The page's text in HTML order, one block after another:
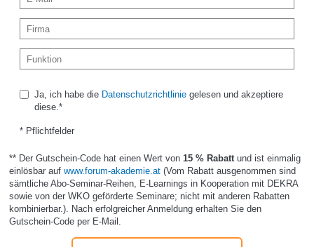
Ja, ich habe die Datenschutzrichtliniegelesen und akzeptiere
diese.*
* Pflichtfelder
** Der Gutschein-Code hat einen Wert von 15 % Rabatt und ist einmalig
einlösbar auf www.forum-akademie.at(Vom Rabatt ausgenommen sind
sämtliche Abo-Seminar-Reihen, E-Learnings in Kooperation mit DEKRA
sowie von der WKO geförderte Seminare; nicht mit anderen Rabatten
kombinierbar.). Nach erfolgreicher Anmeldung erhalten Sie den
Gutschein-Code per E-Mail.